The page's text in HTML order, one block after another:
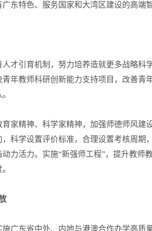
东特色、服务国家和大湾区建设的高端
才引育机制，努力培养造就更多战略科
年教师科研创新能力支持项目，改善
家精神、科学家精神，加强师德师风建
科学设置评价标准，合理设置考核周
力活力。实施“新强师工程”，提升教
广东省中外、内地与港澳合作办学高质